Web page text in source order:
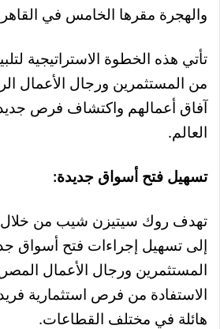
والهجرة مقرها الخامس في
تأتي هذه الخطوة الاستراتيجية
من المستثمرين ورجال الأعمال
آفاق أعمالهم واكتشاف فرص
العالم.
تسهيل فتح أسواق جديدة:
تهدف روك سيتيزن شيب من خلال
إلى تسهيل إجراءات فتح أسواق
المستثمرين ورجال الأعمال
الاستفادة من فرص استثمارية
هائلة في مختلف القطاعات.